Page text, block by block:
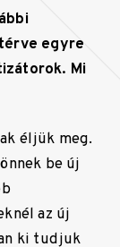
egyre
Mi
éljük meg.
be új
az új
ki tudjuk